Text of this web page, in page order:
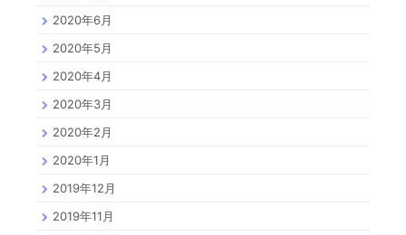
2020年6月
2020年5月
2020年4月
2020年3月
2020年2月
2020年1月
2019年12月
2019年11月